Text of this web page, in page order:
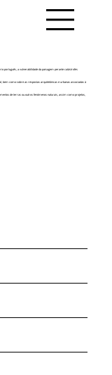
português, a vulnerabilidade da paisagem perante catástrofes
como sobre as respostas arquitetónicas e urbanas associadas à
de terras ou outros fenómenos naturais, assim como projetos,